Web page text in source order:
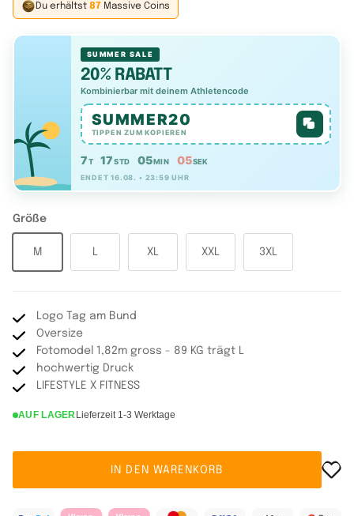
Du erhältst 87 Massive Coins
SUMMER SALE
20% RABATT
Kombinierbar mit deinem Athletencode
SUMMER20
TIPPEN ZUM KOPIEREN
7T 17 STD 05MIN 04SEK
ENDET 16.08. • 23:59 UHR
Größe
M L XL XXL 3XL
Logo Tag am Bund
Oversize
Fotomodel 1,82m gross - 89 KG trägt L
hochwertig Druck
LIFESTYLE X FITNESS
AUF LAGER Lieferzeit 1-3 Werktage
IN DEN WARENKORB